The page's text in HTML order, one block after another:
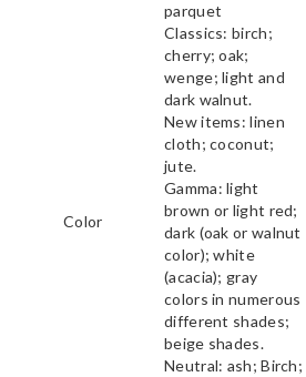
parquet
Color
Classics: birch;
cherry; oak;
wenge; light and
dark walnut.
New items: linen
cloth; coconut;
jute.
Gamma: light
brown or light red;
dark (oak or walnut
color); white
(acacia); gray
colors in numerous
different shades;
beige shades.
Neutral: ash; Birch;